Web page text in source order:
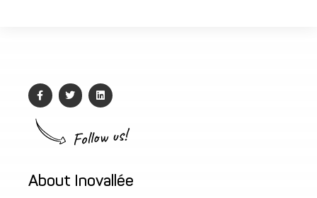
Follow us!
About Inovallée